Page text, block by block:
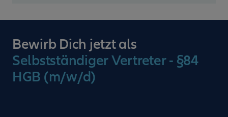
Bewirb Dich jetzt als
Selbstständiger Vertreter - §84
HGB (m/w/d)